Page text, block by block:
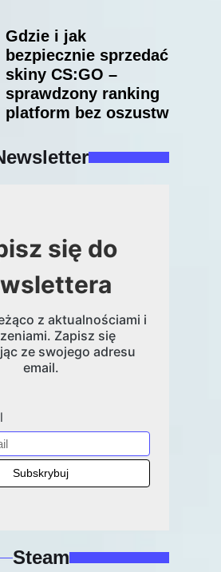
Gdzie i jak
bezpiecznie sprzedać
skiny CS:GO –
sprawdzony ranking
platform bez oszustw
się do
z aktualnościami i
Zapisz się
ze swojego adresu
email.
Steam